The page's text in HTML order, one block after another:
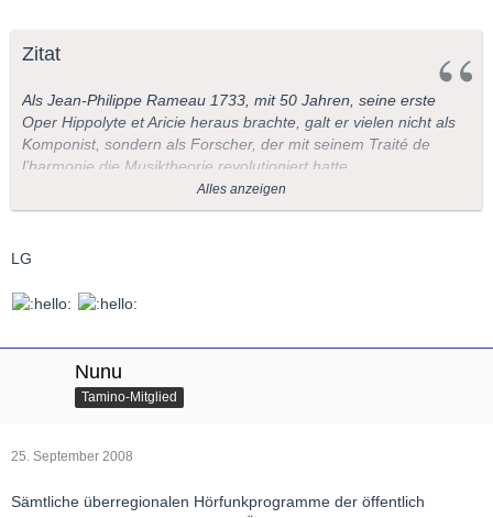
Zitat
Als Jean-Philippe Rameau 1733, mit 50 Jahren, seine erste
Oper Hippolyte et Aricie heraus brachte, galt er vielen nicht als
Komponist, sondern als Forscher, der mit seinem Traité de
l’harmonie die Musiktheorie revolutioniert hatte.
In der Oper indes realisierte er seine Thesen so kompromisslos,
bekam und sich beklagte, die Instrumente seien verstimmt. Ein
Modernisten: Rameau sollte solche Konflikte in seinem 81-
Ansonsten komponierte er wunderbare Motetten, Ballette und
Cembalostücke, die neue Farbigkeit und Spannungszustände in
die französische Musik brachten. Kein Wunder, dass einer der
Alles anzeigen
LG
Nunu
Tamino-Mitglied
25. September 2008
Sämtliche überregionalen Hörfunkprogramme der öffentlich